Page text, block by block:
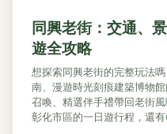
同興老街：交通、
遊全攻略
想探索同興老街的完整玩法
南、漫遊時光刻痕建築博物
召喚、精選伴手禮帶回老街
彰化市區的一日遊行程，還